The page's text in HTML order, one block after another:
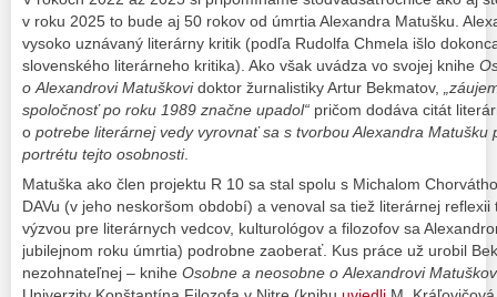
v roku 2025 to bude aj 50 rokov od úmrtia Alexandra Matušku.
vysoko uznávaný literárny kritik (podľa Rudolfa Chmela išlo
slovenského literárneho kritika). Ako však uvádza vo svojej knihe
o Alexandrovi Matuškovidoktor žurnalistiky Artur Bekmatov,
spoločnosť po roku 1989 značne upadol“ pričom dodáva citát
o potrebe literárnej vedy vyrovnať sa s tvorbou Alexandra Matušku
portrétu tejto osobnosti.
Matuška ako člen projektu R 10 sa stal spolu s Michalom
DAVu (v jeho neskoršom období) a venoval sa tiež literárnej
výzvou pre literárnych vedcov, kulturológov a filozofov sa
jubilejnom roku úmrtia) podrobne zaoberať. Kus práce už urobil
nezohnateľnej – knihe Osobne a neosobne o Alexandrovi